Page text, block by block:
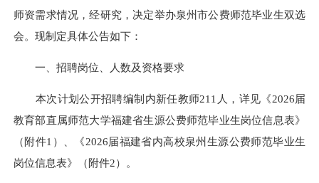
师资需求情况，经研究，决定举办泉州市公费师范毕业生双选
会。现制定具体公告如下：
一、招聘岗位、人数及资格要求
本次计划公开招聘编制内新任教师211人，详见《2026届
教育部直属师范大学福建省生源公费师范毕业生岗位信息表》
（附件1）、《2026届福建省内高校泉州生源公费师范毕业生
岗位信息表》（附件2）。